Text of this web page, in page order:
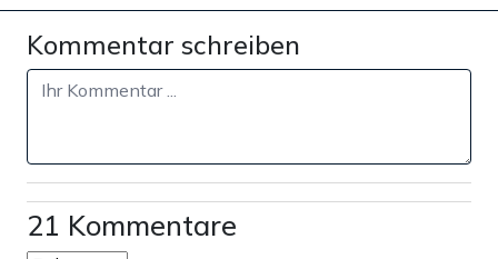
Kommentar schreiben
21 Kommentare